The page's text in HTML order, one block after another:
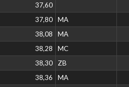
37,60
37,80 MA
38,08 MA
38,28 MC
38,30 ZB
38,36 MA